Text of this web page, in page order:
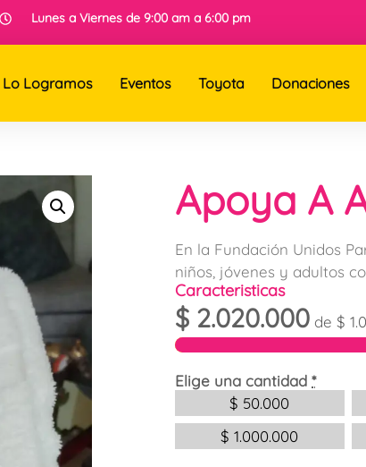
Lunes a Viernes de 9:00 am a 6:00 pm
Lo Logramos Eventos Toyota Donaciones
Apoya A
En la Fundación Unidos
niños, jóvenes y adultos
Caracteristicas
$ 2.020.000 de $
Elige una cantidad *
$ 50.000
$ 1.000.000